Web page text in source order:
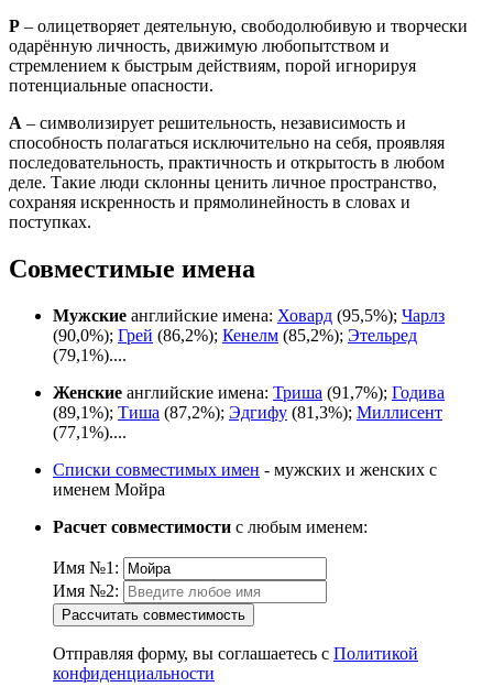
Р – олицетворяет деятельную, свободолюбивую и творчески
одарённую личность, движимую любопытством и
стремлением к быстрым действиям, порой игнорируя
потенциальные опасности.
А – символизирует решительность, независимость и
способность полагаться исключительно на себя, проявляя
последовательность, практичность и открытость в любом
деле. Такие люди склонны ценить личное пространство,
сохраняя искренность и прямолинейность в словах и
поступках.
Совместимые имена
Мужские английские имена: Ховард (95,5%); Чарлз
(90,0%); Грей (86,2%); Кенелм (85,2%); Этельред
(79,1%)....
Женские английские имена: Триша (91,7%); Годива
(89,1%); Тиша (87,2%); Эдгифу (81,3%); Миллисент
(77,1%)....
Списки совместимых имен - мужских и женских с
именем Мойра
Расчет совместимости с любым именем:
Имя №1:
Имя №2:
Рассчитать совместимость
Отправляя форму, вы соглашаетесь с Политикой
конфиденциальности